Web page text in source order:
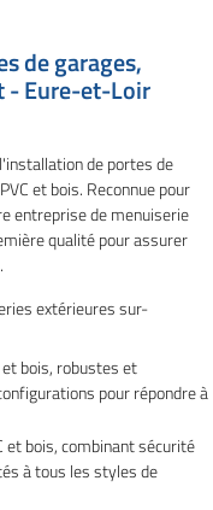
de garages,
- Eure-et-Loir
de portes de
et bois. Reconnue pour
entreprise de menuiserie
qualité pour assurer
extérieures sur-
bois, robustes et
pour répondre à
et bois, combinant sécurité
à tous les styles de